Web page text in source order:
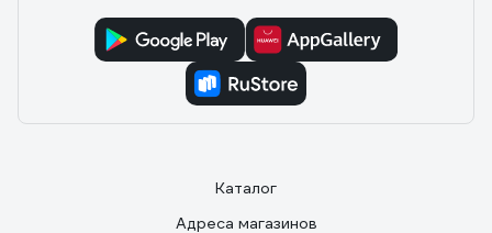
Каталог
Адреса магазинов